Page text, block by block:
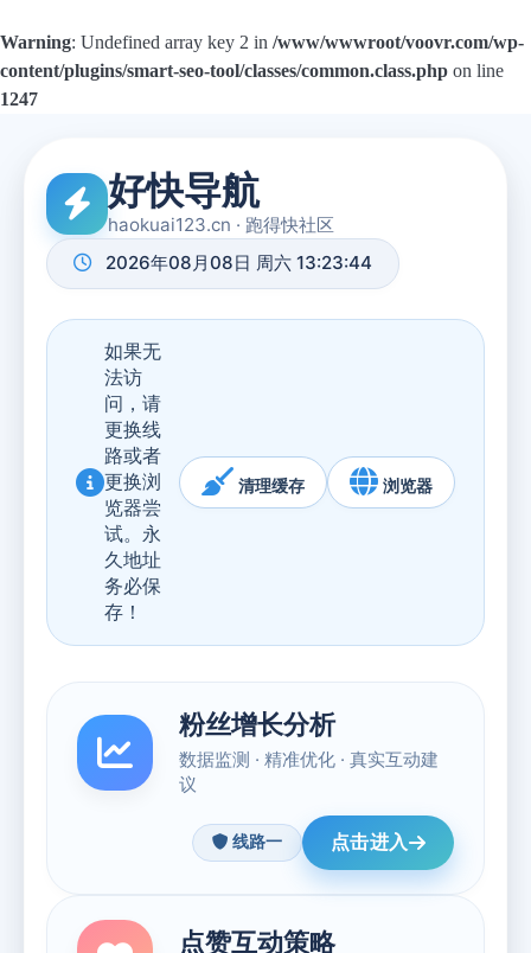
Warning: Undefined array key 2 in /www/wwwroot/voovr.com/wp-
content/plugins/smart-seo-tool/classes/common.class.php on line
1247